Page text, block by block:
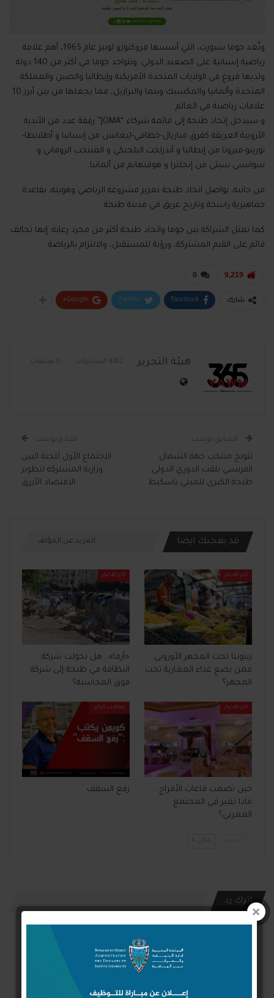
وتُعد جوما سبورت، التي أسسها فروكتوزو لوبيز عام 1965، أهم علامة
رياضية إسبانية على الصعيد الدولي. وتتواجد جوما في أكثر من 140 دولة
ولديها فروع في الولايات المتحدة الأمريكية وإيطاليا والصين والمملكة
المتحدة وألمانيا والمكسيك وبنما والبرازيل، مما يجعلها من بين أبرز 10
علامات رياضية في العالم.
و سيدخل إتحاد طنجة إلى قائمة شركاء “JOMA” رفقة عدد من الأندية
الأروبية العريقة كفرق فياريال-خطافي-ليغانس من إسبانيا و أطلانطا-
تورينو-فيرونا من إيطاليا و أندرلخت البلجيكي و المنتخب الروماني و
سوانسي سيتي من إنجلترا و هوفنهايم من ألمانيا.
من جانبه، يواصل اتحاد طنجة تعزيز مشروعه الرياضي وهويته، بقاعدة
جماهيرية راسخة وتاريخ عريق في مدينة طنجة.
كما تمثل الشراكة بين جوما واتحاد طنجة أكثر من مجرد رعاية: إنها تحالف
قائم على القيم المشتركة، ورؤية للمستقبل، والالتزام بالرياضة.
0 9,219
شارك Facebook
Twitter
Google+
هيئة التحرير 4702 المشاركات 0 تعليقات
السابق بوست
تتويج منتخب جهة الشمال
الفرنسي بلقب الدوري الدولي
طنجة الكبرى للميني باسكيط
القادم بوست
الاجتماع الأول للجنة البين
وزارية المشتركة لتطوير
الاقتصاد الأزرق
قد يعجبك ايضا المزيد عن المؤلف
آخر الأخبار
زيتوننا تحت المجهر الأوروبي…
فمن يضع غذاء المغاربة تحت
المجهر؟
آخر الأخبار
«أرما».. هل تحولت شركة
النظافة في طنجة إلى شركة
فوق المحاسبة؟
آخر الأخبار
حين تصمت قاعات الأفراح…
ماذا تغير في المجتمع
المغربي؟
مقالات الرأي
رفع السقف
التالي
اترك رد
Connect with:
Login With Facebook
Login With Google